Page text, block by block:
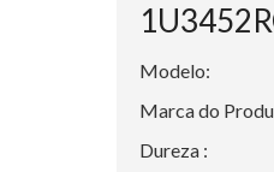
Modelo:
Marca do
Dureza :